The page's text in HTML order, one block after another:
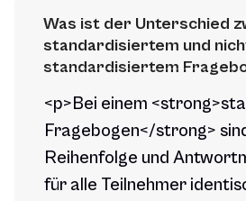
Was ist der Unterschied
standardisiertem und
standardisiertem
<p>Bei einem
Fragebogen</strong>
Reihenfolge und
für alle Teilnehmer